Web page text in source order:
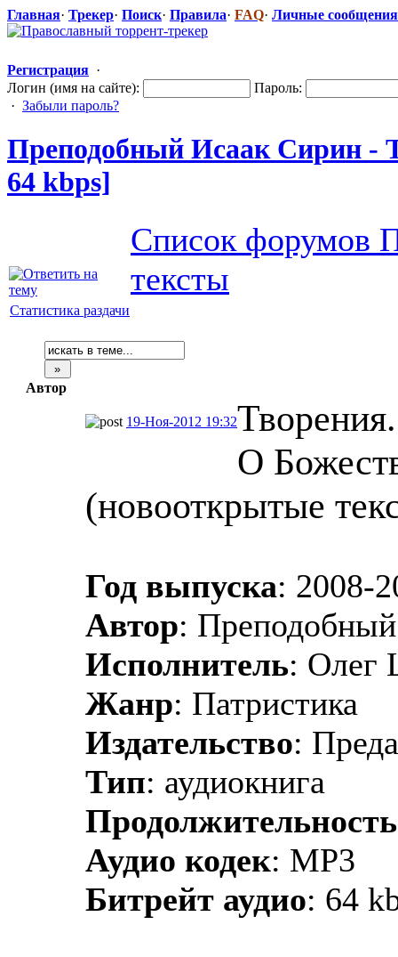
Главная· Трекер· Поиск· Правила· FAQ· Личные сообщения
Регистрация ·
Логин (имя на сайте):
Пароль:
· Забыли пароль?
Преподобный Исаак Сирин -
64 kbps]
Список форумов
тексты
Статистика раздачи
Автор
19-Ноя-2012 19:32
О
(новооткрытые
Год выпуска: 2008-
Автор:
Исполнитель: Олег
Жанр: Патристика
Издательство:
Тип: аудиокнига
Продолжительность
Аудио кодек: MP3
Битрейт аудио: 64